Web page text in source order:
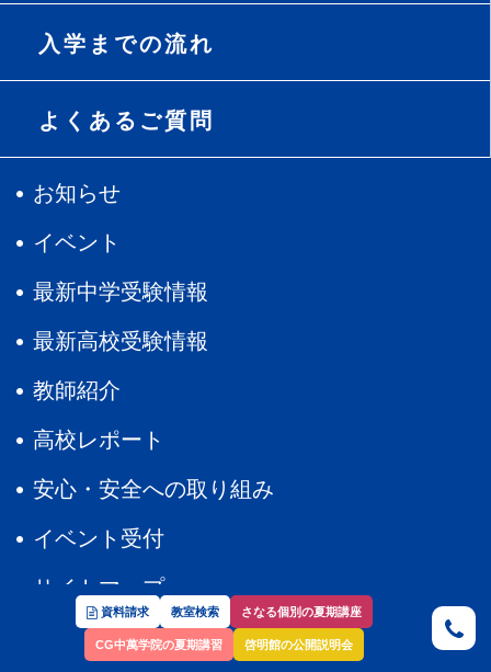
資料請求 教室検索 さなる個別の夏期講座
CG中萬学院の夏期講習 啓明館の公開説明会
入学までの流れ
よくあるご質問
お知らせ
イベント
最新中学受験情報
最新高校受験情報
教師紹介
高校レポート
安心・安全への取り組み
イベント受付
サイトマップ